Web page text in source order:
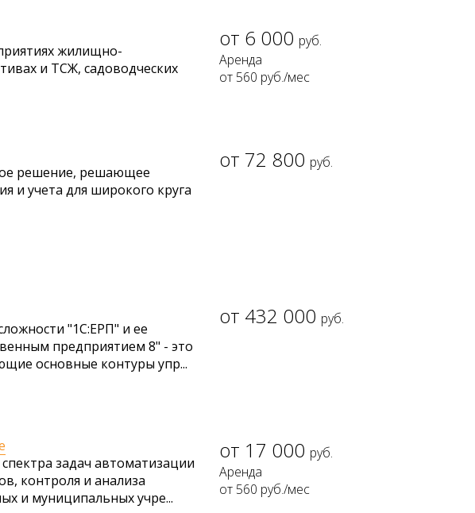
жилищно-
и ТСЖ, садоводческих
6 000 руб.
от 560 руб./мес
решение, решающее
и учета для широкого круга
72 800 руб.
"1С:ЕРП" и ее
предприятием 8" - это
основные контуры упр...
432 000 руб.
задач автоматизации
контроля и анализа
и муниципальных учре...
17 000 руб.
от 560 руб./мес